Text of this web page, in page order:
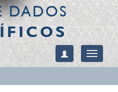
DADOS
Toggle